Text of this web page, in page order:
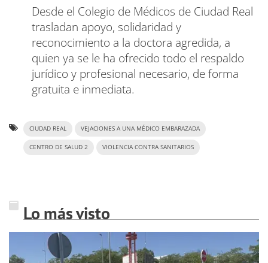
Desde el Colegio de Médicos de Ciudad Real
trasladan apoyo, solidaridad y
reconocimiento a la doctora agredida, a
quien ya se le ha ofrecido todo el respaldo
jurídico y profesional necesario, de forma
gratuita e inmediata.
CIUDAD REAL VEJACIONES A UNA MÉDICO EMBARAZADA
CENTRO DE SALUD 2 VIOLENCIA CONTRA SANITARIOS
Lo más visto